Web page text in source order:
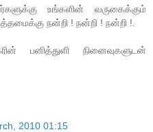
உங்களின் வருகைக்கும்
நன்றி ! நன்றி ! நன்றி !.
பனித்துளி நினைவுகளுடன்
2010 01:15